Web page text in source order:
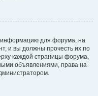
для форума, на
и вы должны прочесть их по
каждой страницы форума,
объявлениями, права на